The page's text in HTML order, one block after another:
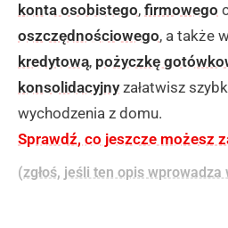
konta osobistego, firmowego
oszczędnościowego, a także
kredytową, pożyczkę
konsolidacyjnyzałatwisz
wychodzenia z domu.
Sprawdź, co jeszcze możesz
(zgłoś, jeśli ten opis wprowadza